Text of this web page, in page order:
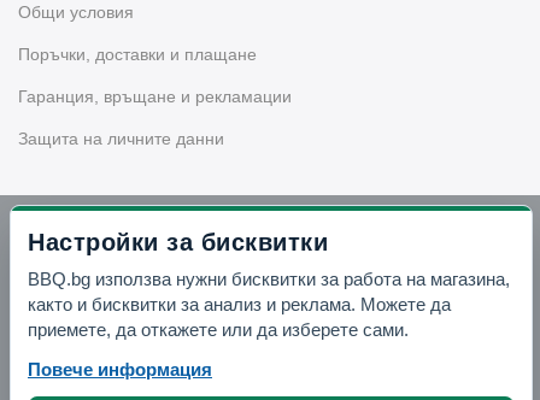
Общи условия
Поръчки, доставки и плащане
Гаранция, връщане и рекламации
Защита на личните данни
Бюлетин
Запишете се за нашия бюлетин
Настройки за бисквитки
BBQ.bg използва нужни бисквитки за работа на магазина,
както и бисквитки за анализ и реклама. Можете да
приемете, да откажете или да изберете сами.
Повече информация